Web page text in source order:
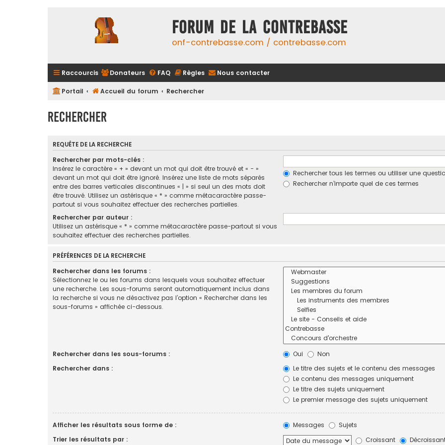
FORUM DE LA CONTREBASSE
onf-contrebasse.com / contrebasse.com
Raccourcis Donateurs FAQ Règles Nous contacter
Portail Accueil du forum Rechercher
Rechercher
REQUÊTE DE LA RECHERCHE
Rechercher par mots-clés :
Insérez le caractère « + » devant un mot qui doit être trouvé et « - »
devant un mot qui doit être ignoré. Insérez une liste de mots séparés
entre des barres verticales discontinues « | » si seul un des mots doit
être trouvé. Utilisez un astérisque « * » comme métacaractère passe-
partout si vous souhaitez effectuer des recherches partielles.
Rechercher tous les termes ou utiliser une
Rechercher n’importe quel de ces termes
Rechercher par auteur :
Utilisez un astérisque « * » comme métacaractère passe-partout si vous
souhaitez effectuer des recherches partielles.
PRÉFÉRENCES DE LA RECHERCHE
Rechercher dans les forums :
Sélectionnez le ou les forums dans lesquels vous souhaitez effectuer
une recherche. Les sous-forums seront automatiquement inclus dans
la recherche si vous ne désactivez pas l’option « Rechercher dans les
sous-forums » affichée ci-dessous.
Rechercher dans les sous-forums : Oui
Non
Rechercher dans :
Le titre des sujets et le contenu des messages
Le contenu des messages uniquement
Le titre des sujets uniquement
Le premier message des sujets uniquement
Afficher les résultats sous forme de : Messages
Sujets
Trier les résultats par :
Croissant